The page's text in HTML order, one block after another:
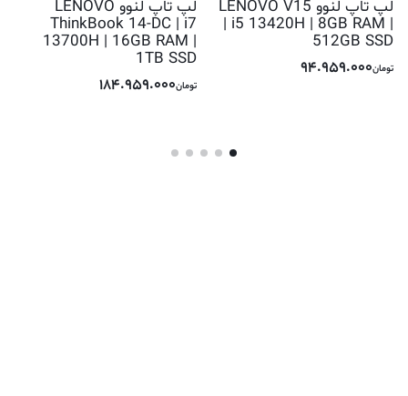
لپ تاپ لنوو LENOVO V15
| i5 13420H | 8GB RAM |
512GB SSD
تومان94.959.000
لپ تاپ لنوو LENOVO
ThinkBook 14-DC | i7
13700H | 16GB RAM |
1TB SSD
تومان184.959.000